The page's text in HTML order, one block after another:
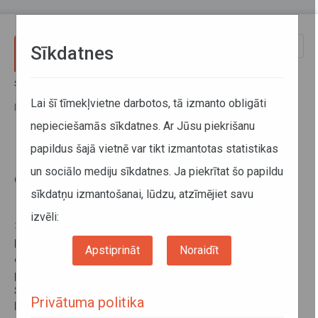
Sākums
kopējā maršrutu tīklā
Maršruta Liepāja–Aizpute
eksperimentālie reisi līdz Kuldīgai
iekļauti kopējā maršrutu tīklā
24. oktobris 2017
Izvērtējot maršruta Nr.5114 Liepāja–Aizpute
eksperimentālo reisu finansiālos rādītājus un
pagarinātajos reisos pārvadāto pasažieru skaitu,
Sabiedriskā transporta padome lēma iekļaut tos
kopējā maršrutu tīklā. No 2017.gada 1.novembra
Sīkdatnes
Lai šī tīmekļvietne darbotos, tā izmanto obligāti
nepieciešamās sīkdatnes. Ar Jūsu piekrišanu
papildus šajā vietnē var tikt izmantotas statistikas
un sociālo mediju sīkdatnes. Ja piekrītat šo papildu
sīkdatņu izmantošanai, lūdzu, atzīmējiet savu
izvēli:
Apstiprināt Noraidīt
Privātuma politika